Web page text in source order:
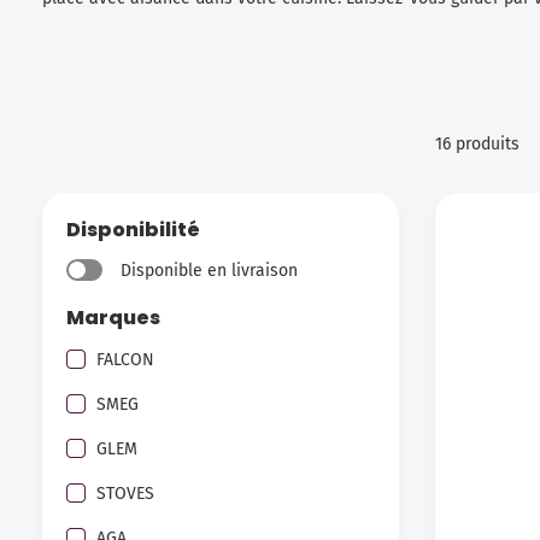
Disponibilité
Disponible en livraison
Marques
FALCON
SMEG
GLEM
STOVES
16 produits